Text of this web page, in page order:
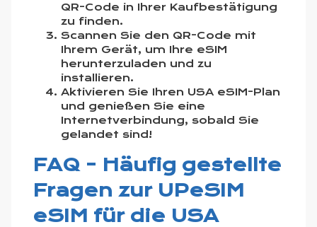
QR-Code in Ihrer Kaufbestätigung
zu finden.
Scannen Sie den QR-Code mit
Ihrem Gerät, um Ihre eSIM
herunterzuladen und zu
installieren.
Aktivieren Sie Ihren USA eSIM-Plan
und genießen Sie eine
Internetverbindung, sobald Sie
gelandet sind!
FAQ - Häufig gestellte
Fragen zur UPeSIM
eSIM für die USA